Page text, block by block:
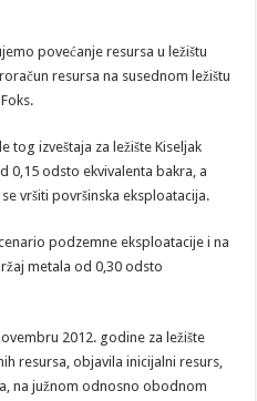
povećanje resursa u ležištu
resursa na susednom ležištu
tog izveštaja za ležište Kiseljak
0,15 odsto ekvivalenta bakra, a
vršiti površinska eksploatacija.
podzemne eksploatacije i na
metala od 0,30 odsto
2012. godine za ležište
resursa, objavila inicijalni resurs,
na južnom odnosno obodnom